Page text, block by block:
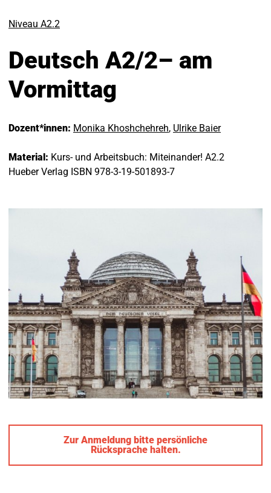
Niveau A2.2
Deutsch A2/2– am
Vormittag
Dozent*innen: Monika Khoshchehreh, Ulrike Baier
Material: Kurs- und Arbeitsbuch: Miteinander! A2.2
Hueber Verlag ISBN 978-3-19-501893-7
Zur Anmeldung bitte persönliche
Rücksprache halten.